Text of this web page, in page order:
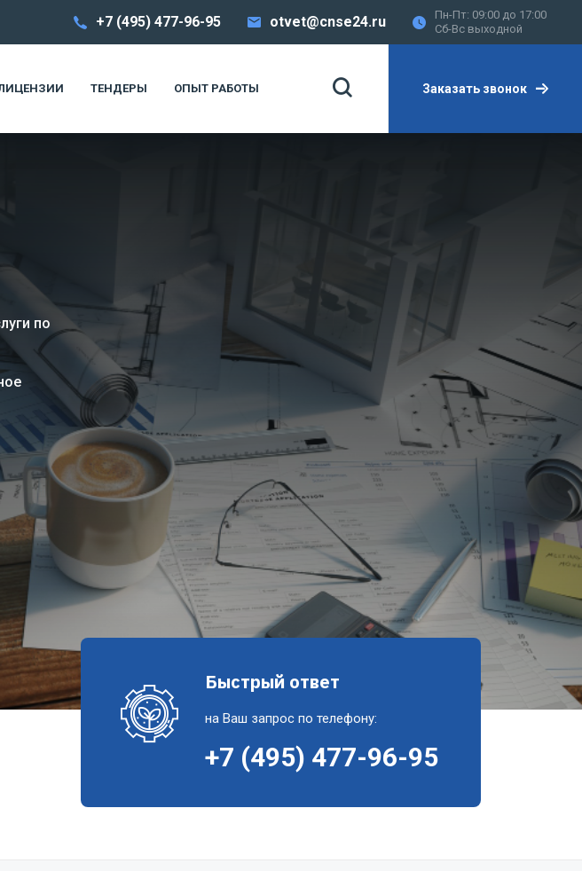
+7 (495) 477-96-95 otvet@cnse24.ru
Пн-Пт: 09:00 до 17:00
Сб-Вс выходной
ТЕНДЕРЫ ОПЫТ РАБОТЫ Заказать звонок
по
Быстрый ответ
на Ваш запрос по телефону:
+7 (495) 477-96-95